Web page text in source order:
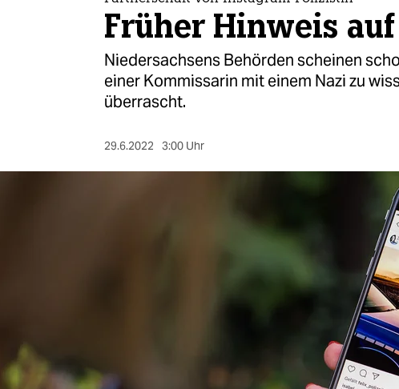
Früher Hinweis
Niedersachsens Behörden scheinen
einer Kommissarin mit einem Nazi zu
überrascht.
29.6.2022 3:00 Uhr